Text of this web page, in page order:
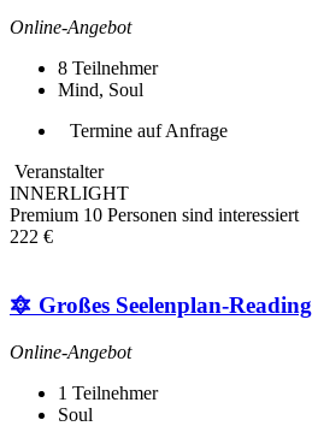
Online-Angebot
8 Teilnehmer
Mind, Soul
Termine auf Anfrage
Veranstalter
INNERLIGHT
Premium 10 Personen sind interessiert
222 €
🔯 Großes Seelenplan-Reading
Online-Angebot
1 Teilnehmer
Soul